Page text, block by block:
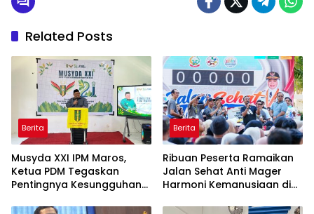
Related Posts
Berita
Musyda XXI IPM Maros,
Ketua PDM Tegaskan
Pentingnya Kesungguhan
Berita
Ribuan Peserta Ramaikan
Jalan Sehat Anti Mager
Harmoni Kemanusiaan di